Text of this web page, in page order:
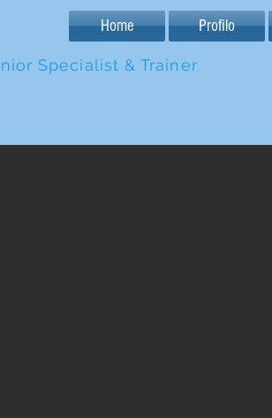
Specialist & Trainer
Home Profilo
Fai
Con Wix Blog,
con il mondo,